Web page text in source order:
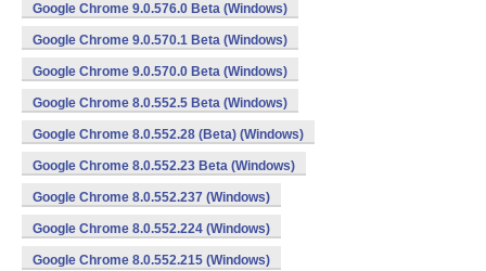
Google Chrome 9.0.576.0 Beta (Windows)
Google Chrome 9.0.570.1 Beta (Windows)
Google Chrome 9.0.570.0 Beta (Windows)
Google Chrome 8.0.552.5 Beta (Windows)
Google Chrome 8.0.552.28 (Beta) (Windows)
Google Chrome 8.0.552.23 Beta (Windows)
Google Chrome 8.0.552.237 (Windows)
Google Chrome 8.0.552.224 (Windows)
Google Chrome 8.0.552.215 (Windows)